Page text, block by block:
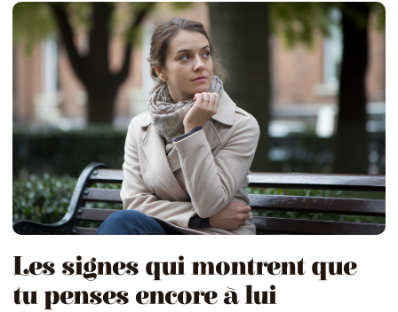
Les signes qui montrent que
tu penses encore à lui